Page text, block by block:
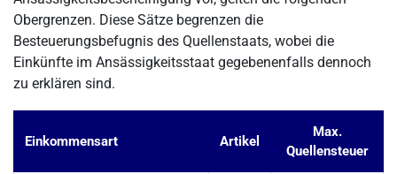
Obergrenzen. Diese Sätze begrenzen die
Besteuerungsbefugnis des Quellenstaats, wobei die
Einkünfte im Ansässigkeitsstaat gegebenenfalls dennoch
zu erklären sind.
Einkommensart Artikel
Max.
Quellensteuer